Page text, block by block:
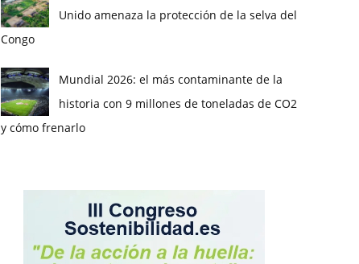
Unido amenaza la protección de la selva del
Congo
Mundial 2026: el más contaminante de la
historia con 9 millones de toneladas de CO2
y cómo frenarlo